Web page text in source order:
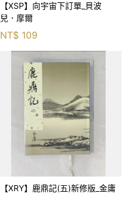
【XSP】向宇宙下訂單_貝波
兒．摩爾
NT$ 109
【XRY】鹿鼎記(五)新修版_金庸